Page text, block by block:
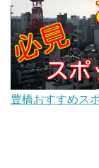
豊橋おすすめス